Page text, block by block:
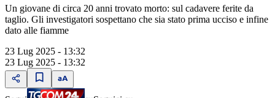
Un giovane di circa 20 anni trovato morto: sul cadavere ferite da
taglio. Gli investigatori sospettano che sia stato prima ucciso e infine
dato alle fiamme
23 Lug 2025 - 13:32
23 Lug 2025 - 13:32